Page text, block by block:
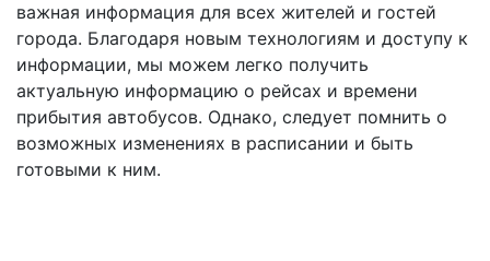
важная информация для всех жителей и гостей
города. Благодаря новым технологиям и доступу к
информации, мы можем легко получить
актуальную информацию о рейсах и времени
прибытия автобусов. Однако, следует помнить о
возможных изменениях в расписании и быть
готовыми к ним.